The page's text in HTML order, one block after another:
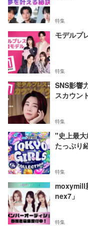
特集
モデルプ
特集
SNS影響
スカウン
特集
"史上最
たっぷり
特集
moxymill
nex7」
特集